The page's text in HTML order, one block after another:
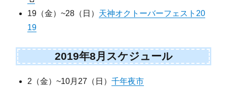
19（金）~28（日） 天神オクトーバーフェスト20
19
2019年8月スケジュール
2（金）~10月27（日）千年夜市